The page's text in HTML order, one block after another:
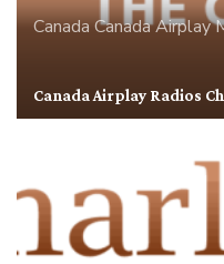
CanadaCanada Airplay
Canada Airplay Radios